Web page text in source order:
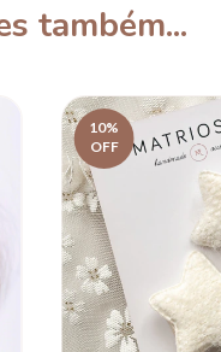
também...
10%
OFF